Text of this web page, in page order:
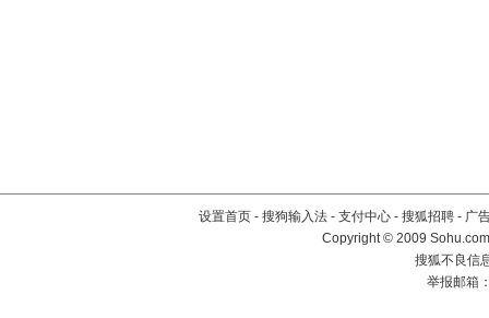
设置首页 - 搜狗输入法 - 支付中心 - 搜狐招聘 - 广
Copyright © 2009
搜狐不良信
举报邮箱